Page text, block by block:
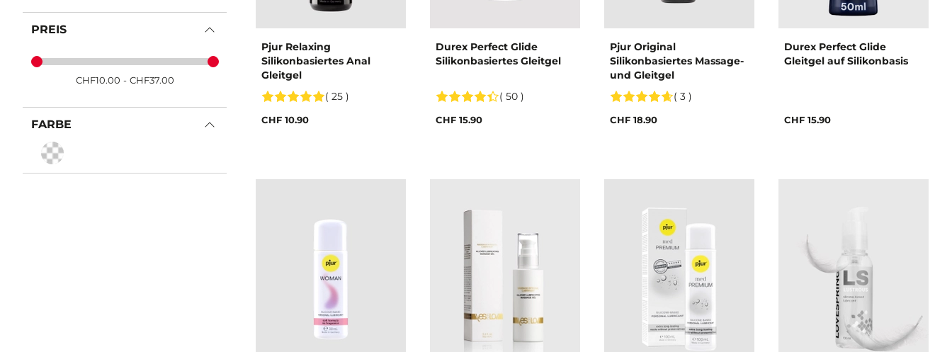
PREIS
CHF10.00 - CHF37.00
FARBE
Pjur Relaxing
Silikonbasiertes Anal
Gleitgel
( 25 )
CHF 10.90
Durex Perfect Glide
Silikonbasiertes Gleitgel
( 50 )
CHF 15.90
Pjur Original
Silikonbasiertes Massage-
und Gleitgel
( 3 )
CHF 18.90
Durex Perfect Glide
Gleitgel auf Silikonbasis
CHF 15.90